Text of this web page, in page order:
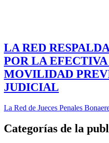
LA RED
POR LA
MOVILIDAD
JUDICIAL
La Red de Jueces Penales
Categorías de la